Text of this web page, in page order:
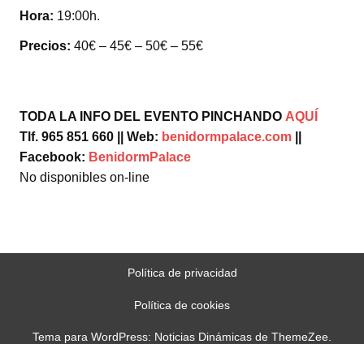
Hora: 19:00h.
Precios: 40€ – 45€ – 50€ – 55€
TODA LA INFO DEL EVENTO PINCHANDO AQUÍ
Tlf. 965 851 660 || Web: benidormpalace.com
Facebook: BenidormPalace
No disponibles on-line
Política de privacidad
Política de cookies
Tema para WordPress: Noticias Dinámicas de ThemeZee.